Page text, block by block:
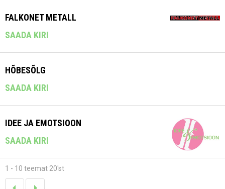
FALKONET METALL
SAADA KIRI
HÕBESÕLG
SAADA KIRI
IDEE JA EMOTSIOON
SAADA KIRI
1 - 10 teemat 20'st